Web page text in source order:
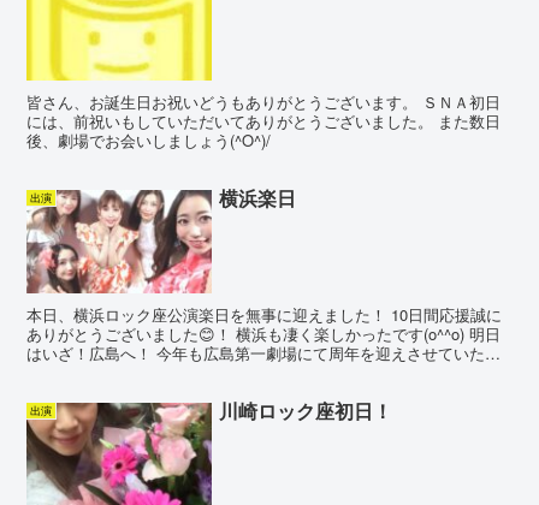
皆さん、お誕生日お祝いどうもありがとうございます。 ＳＮＡ初日
には、前祝いもしていただいてありがとうございました。 また数日
後、劇場でお会いしましょう(^O^)/
出演 横浜楽日
本日、横浜ロック座公演楽日を無事に迎えました！ 10日間応援誠に
ありがとうございました😊！ 横浜も凄く楽しかったです(o^^o) 明日
はいざ！広島へ！ 今年も広島第一劇場にて周年を迎えさせていただ
出演 川崎ロック座初日！